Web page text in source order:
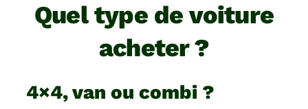
Quel type de voiture
acheter ?
4×4, van ou combi ?